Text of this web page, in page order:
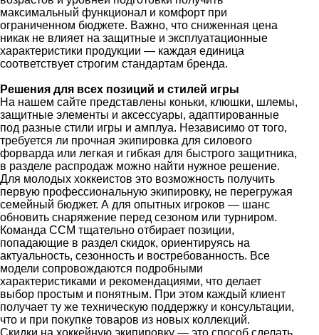
максимальный функционал и комфорт при
ограниченном бюджете. Важно, что сниженная цена
никак не влияет на защитные и эксплуатационные
характеристики продукции — каждая единица
соответствует строгим стандартам бренда.
Решения для всех позиций и стилей игры
На нашем сайте представлены коньки, клюшки, шлемы,
защитные элементы и аксессуары, адаптированные
под разные стили игры и амплуа. Независимо от того,
требуется ли прочная экипировка для силового
форварда или легкая и гибкая для быстрого защитника,
в разделе распродаж можно найти нужное решение.
Для молодых хоккеистов это возможность получить
первую профессиональную экипировку, не перегружая
семейный бюджет. А для опытных игроков — шанс
обновить снаряжение перед сезоном или турниром.
Команда CCM тщательно отбирает позиции,
попадающие в раздел скидок, ориентируясь на
актуальность, сезонность и востребованность. Все
модели сопровождаются подробными
характеристиками и рекомендациями, что делает
выбор простым и понятным. При этом каждый клиент
получает ту же техническую поддержку и консультации,
что и при покупке товаров из новых коллекций.